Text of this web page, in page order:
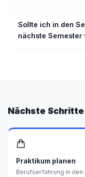
Sollte ich in den
nächste Semester
Nächste Schritte
Praktikum planen
Berufserfahrung in